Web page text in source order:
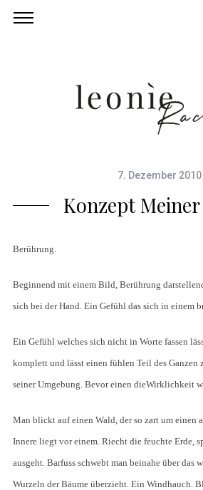
7. Dezember 2010
Konzept
Berührung.
Beginnend mit einem Bild, Berührung
sich bei der Hand. Ein Gefühl das sich in einem
Ein Gefühl welches sich nicht in Worte fassen
komplett und lässt einen fühlen Teil des Ganzen
seiner Umgebung. Bevor einen dieWirklichkeit
Man blickt auf einen Wald, der so zart um einen
Innere liegt vor einem. Riecht die feuchte Erde,
ausgeht. Barfuss schwebt man beinahe über das
Wurzeln der Bäume überzieht. Ein Windhauch.